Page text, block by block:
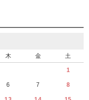
木 金 土
1
6 7 8